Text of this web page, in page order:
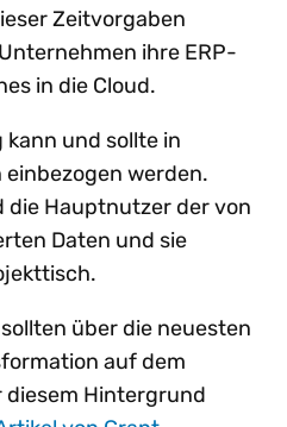
Zeitvorgaben
ihre ERP-
in die Cloud.
und sollte in
werden.
Hauptnutzer der von
Daten und sie
über die neuesten
auf dem
diesem Hintergrund